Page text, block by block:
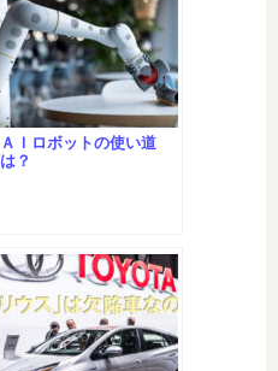
ＡＩロボットの使い道
は？